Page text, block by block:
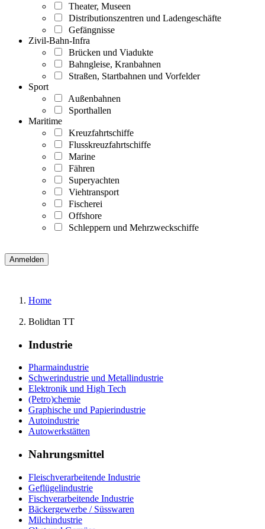
Theater, Museen
Distributionszentren und Ladengeschäfte
Gefängnisse
Zivil-Bahn-Infra
Brücken und Viadukte
Bahngleise, Kranbahnen
Straßen, Startbahnen und Vorfelder
Sport
Außenbahnen
Sporthallen
Maritime
Kreuzfahrtschiffe
Flusskreuzfahrtschiffe
Marine
Fähren
Superyachten
Viehtransport
Fischerei
Offshore
Schleppern und Mehrzweckschiffe
Home
Bolidtan TT
Industrie
Pharmaindustrie
Schwerindustrie und Metallindustrie
Elektronik und High Tech
(Petro)chemie
Graphische und Papierindustrie
Autoindustrie
Autowerkstätten
Nahrungsmittel
Fleischverarbeitende Industrie
Geflügelindustrie
Fischverarbeitende Industrie
Bäckergewerbe / Süsswaren
Milchindustrie